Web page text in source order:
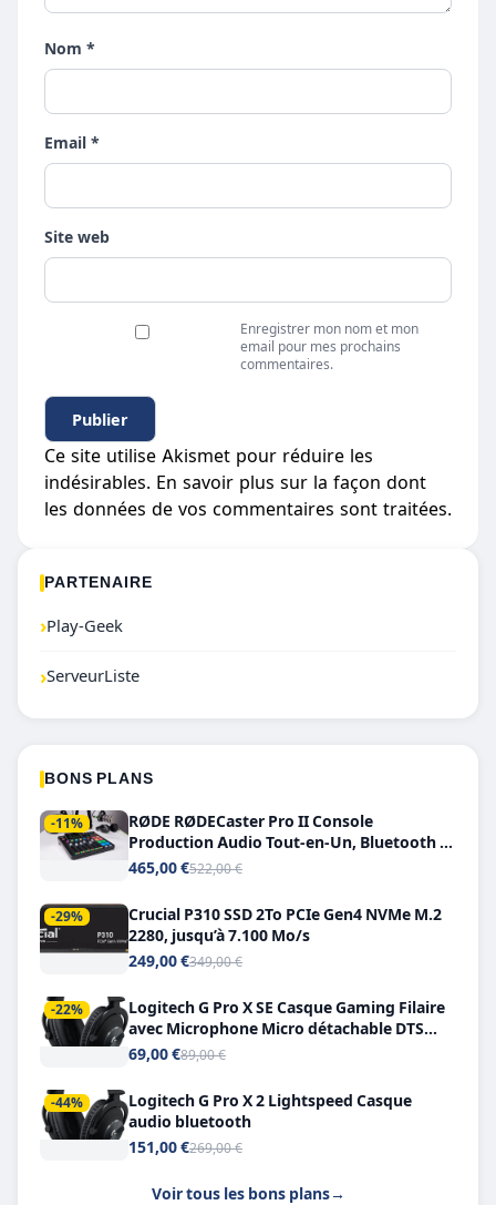
Nom *
Email *
Site web
Enregistrer mon nom et mon
email pour mes prochains
commentaires.
Ce site utilise Akismet pour réduire les
indésirables. En savoir plus sur la façon dont
les données de vos commentaires sont traitées.
PARTENAIRE
›Play-Geek
›ServeurListe
BONS PLANS
-11%
RØDE RØDECaster Pro II Console
Production Audio Tout-en-Un, Bluetooth et
Double USB-C
465,00 €522,00 €
-29%
Crucial P310 SSD 2To PCIe Gen4 NVMe M.2
2280, jusqu’à 7.100 Mo/s
249,00 €349,00 €
-22%
Logitech G Pro X SE Casque Gaming Filaire
avec Microphone Micro détachable DTS
Headphone X 7.1
69,00 €89,00 €
-44%
Logitech G Pro X 2 Lightspeed Casque
audio bluetooth
151,00 €269,00 €
Voir tous les bons plans→